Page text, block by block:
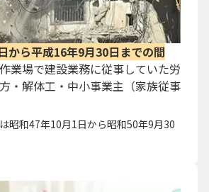
から平成16年9月30日までの間
業場で建設業務に従事していた労
・解体工・中小事業主（家族従事
昭和47年10月1日から昭和50年9月30